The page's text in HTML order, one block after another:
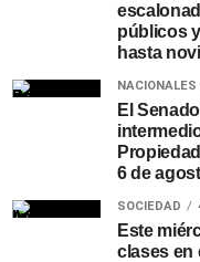
públicos
hasta
NACIONALES
El
6 de
SOCIEDAD
Este
clases en